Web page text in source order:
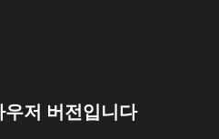
저 버전입니다